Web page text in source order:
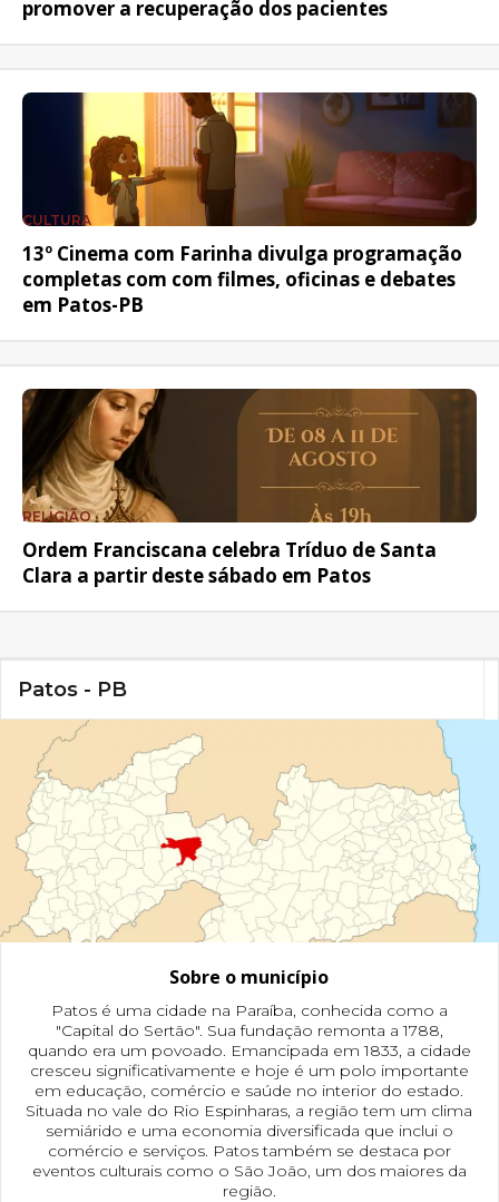
promover a recuperação dos pacientes
CULTURA
13º Cinema com Farinha divulga programação
completas com com filmes, oficinas e debates
em Patos-PB
RELIGIÃO
Ordem Franciscana celebra Tríduo de Santa
Clara a partir deste sábado em Patos
Patos - PB
Sobre o município
Patos é uma cidade na Paraíba, conhecida como a
"Capital do Sertão". Sua fundação remonta a 1788,
quando era um povoado. Emancipada em 1833, a cidade
cresceu significativamente e hoje é um polo importante
em educação, comércio e saúde no interior do estado.
Situada no vale do Rio Espinharas, a região tem um clima
semiárido e uma economia diversificada que inclui o
comércio e serviços. Patos também se destaca por
eventos culturais como o São João, um dos maiores da
região.